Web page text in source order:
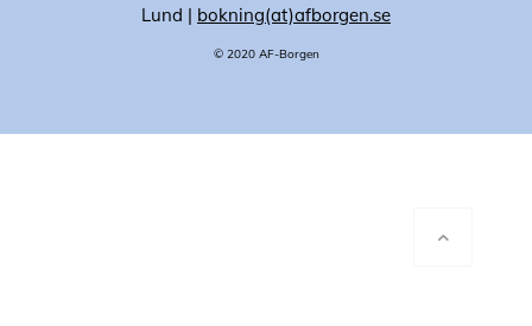
Lund | bokning(at)afborgen.se
© 2020 AF-Borgen